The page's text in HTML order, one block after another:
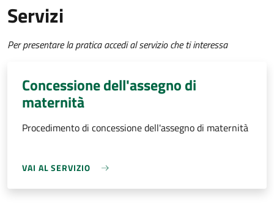
Servizi
Per presentare la pratica accedi al servizio che ti interessa
Concessione dell'assegno di
maternità
Procedimento di concessione dell'assegno di maternità
VAI AL SERVIZIO